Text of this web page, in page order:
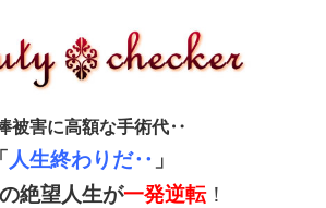
被害に高額な手術代‥
「人生終わりだ‥ 」
絶望人生が一発逆転！